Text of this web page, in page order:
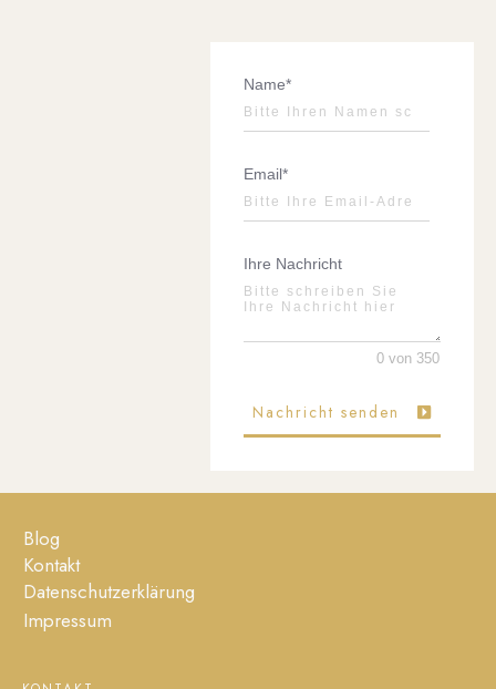
Name*
Email*
Ihre Nachricht
0 von 350
Nachricht senden
Blog
Kontakt
Datenschutzerklärung
Impressum